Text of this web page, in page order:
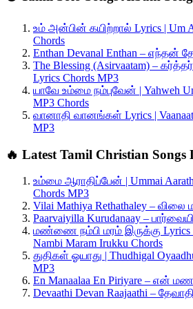
உம் அன்பின் கயிற்றால் Lyrics | Um
Chords
Enthan Devanal Enthan –
The Blessing (Asirvaatam) –
Lyrics Chords MP3
யாவே உம்மை நம்புவேன் | Yahweh
MP3 Chords
வானாதி வானங்கள் Lyrics |
MP3
🔥 Latest Tamil Christian Songs
உம்மை ஆராதிப்பேன் | Ummai
Chords MP3
Vilai Mathiya Rethathaley – விலை
Paarvaiyilla Kurudanaay –
மண்ணை நம்பி மரம் இருக்கு Lyrics
Nambi Maram Irukku Chords
துதிகள் ஓயாது | Thudhigal
MP3
En Manaalaa En Piriyare – என்
Devaathi Devan Raajaathi –